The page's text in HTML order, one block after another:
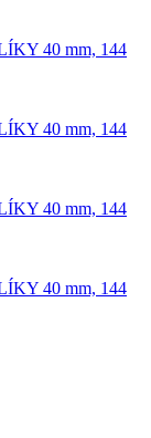
40 mm, 144
40 mm, 144
40 mm, 144
40 mm, 144